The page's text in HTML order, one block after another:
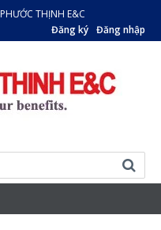
THỊNH E&C
Đăng ký Đăng nhập